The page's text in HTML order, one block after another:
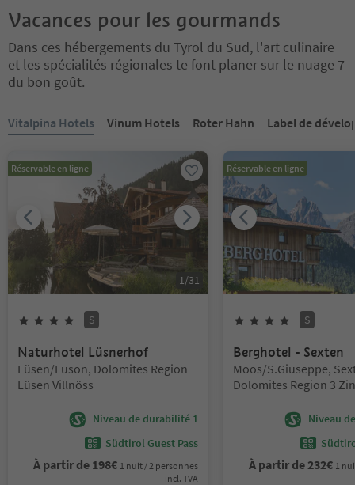
Vacances pour les gourmands
Dans ces hébergements du Tyrol du Sud, l'art culinaire
et les spécialités régionales te font planer sur le nuage 7
du bon goût.
Vous êtes sur un curseur à onglets. Sélectionnez un onglet
Vitalpina Hotels Vinum Hotels Roter Hahn Label de
Réservable en ligne
1 /31
Étoiles
S
Naturhotel Lüsnerhof
Emplacement:
Lüsen/Luson, Dolomites Region
Lüsen Villnöss
Niveau de durabilité 1
Südtirol Guest Pass
À partir de 198€ 1 nuit / 2 personnes
incl. TVA
Réservable en ligne
Étoiles
S
Berghotel - Sexten
Emplacement:
Moos/S.Giuseppe,
Dolomites Region 3
Niveau
À partir de 232€ 1